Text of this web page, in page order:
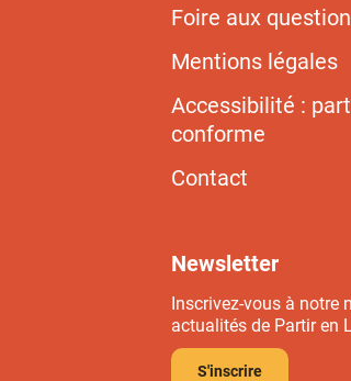
Foire aux
Mentions légales
Accessibilité :
conforme
Contact
Newsletter
Inscrivez-vous à notre
actualités de Partir en
S'inscrire